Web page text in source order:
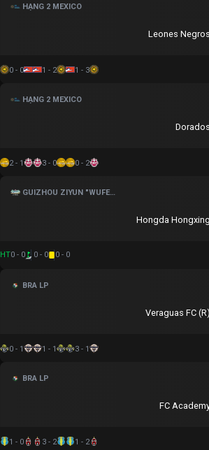
HẠNG 2 MEXICO
Leones Negros
0 - 0 1 - 2 1 - 3
HẠNG 2 MEXICO
Dorados
2 - 1 3 - 0 0 - 2
GUIZHOU ZIYUN "WUFENG CUP" FOOTBALL TOURNAMENT
Hongda Hongxing
HT0 - 0 0 - 0 0 - 0
BRA LP
Veraguas FC (R)
0 - 1 1 - 1 3 - 1
BRA LP
FC
1 - 0 3 - 2 1 - 2